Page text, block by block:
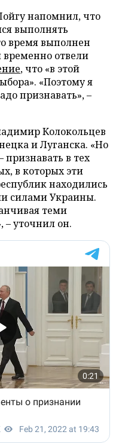
напомнил, что
выполнять
время выполнен
отвели
, что «в этой
«Поэтому я
признавать», –
Колокольцев
и Луганска. «Но
признавать в тех
в которых эти
находились
силами Украины.
теми
– уточнил он.